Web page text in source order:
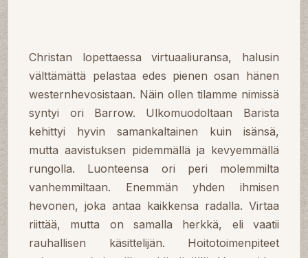
Christan lopettaessa virtuaaliuransa, halusin
välttämättä pelastaa edes pienen osan hänen
westernhevosistaan. Näin ollen tilamme nimissä
syntyi ori Barrow. Ulkomuodoltaan Barista
kehittyi hyvin samankaltainen kuin isänsä,
mutta aavistuksen pidemmällä ja kevyemmällä
rungolla. Luonteensa ori peri molemmilta
vanhemmiltaan. Enemmän yhden ihmisen
hevonen, joka antaa kaikkensa radalla. Virtaa
riittää, mutta on samalla herkkä, eli vaatii
rauhallisen käsittelijän. Hoitotoimenpiteet